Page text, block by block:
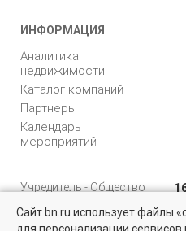
ИНФОРМАЦИЯ
Аналитика
недвижимости
Каталог компаний
Партнеры
Календарь
мероприятий
Учредитель - Общество
ответственностью
"Управляющая
Сайт bn.ru использует файлы